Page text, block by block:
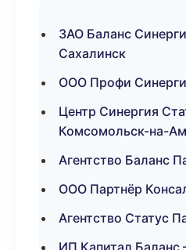
ЗАО Баланс
Сахалинск
ООО Профи
Центр Синергия
Комсомольск-на-
Агентство Баланс
ООО Партнёр
Агентство Статус
ИП Капитал